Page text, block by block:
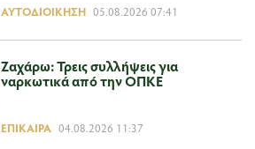
ΑΥΤΟΔΙΟΊΚΗΣΗ 05.08.2026 07:41
Ζαχάρω: Τρεις συλλήψεις για
ναρκωτικά από την ΟΠΚΕ
ΕΠΊΚΑΙΡΑ 04.08.2026 11:37